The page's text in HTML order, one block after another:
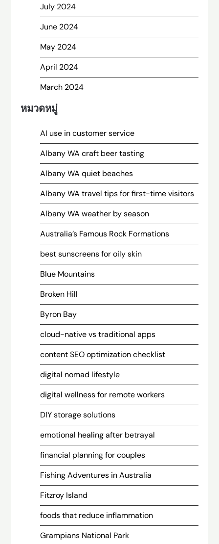
July 2024
June 2024
May 2024
April 2024
March 2024
หมวดหมู่
AI use in customer service
Albany WA craft beer tasting
Albany WA quiet beaches
Albany WA travel tips for first-time visitors
Albany WA weather by season
Australia’s Famous Rock Formations
best sunscreens for oily skin
Blue Mountains
Broken Hill
Byron Bay
cloud-native vs traditional apps
content SEO optimization checklist
digital nomad lifestyle
digital wellness for remote workers
DIY storage solutions
emotional healing after betrayal
financial planning for couples
Fishing Adventures in Australia
Fitzroy Island
foods that reduce inflammation
Grampians National Park